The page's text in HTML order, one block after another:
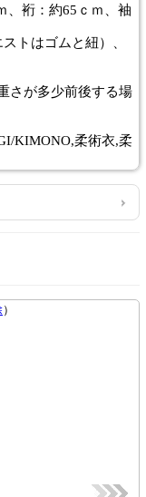
、裄：約65ｃｍ、袖
トはゴムと紐）、
さが多少前後する場
KIMONO,柔術衣,柔